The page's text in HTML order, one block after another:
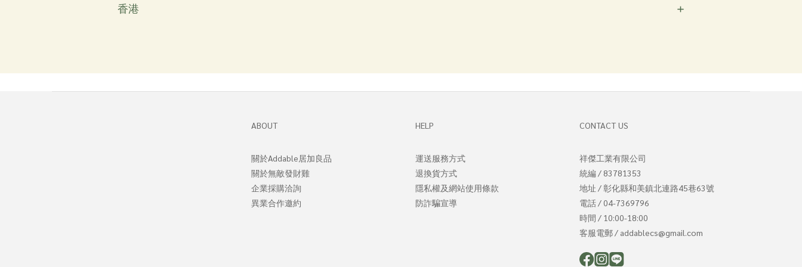
香港
ABOUT
關於Addable居加良品
關於無敵發財雞
企業採購洽詢
異業合作邀約
HELP
運送服務方式
退換貨方式
隱私權及網站使用條款
防詐騙宣導
CONTACT US
祥傑工業有限公司
統編 / 83781353
地址 / 彰化縣和美鎮北連路45巷63號
電話 / 04-7369796
時間 / 10:00-18:00
客服電郵 / addablecs@gmail.com